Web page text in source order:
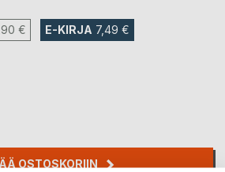
€ E-KIRJA 7,49 €
OSTOSKORIIN